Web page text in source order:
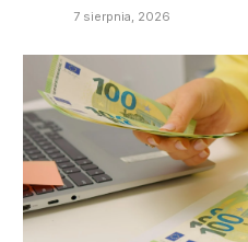
7 sierpnia, 2026